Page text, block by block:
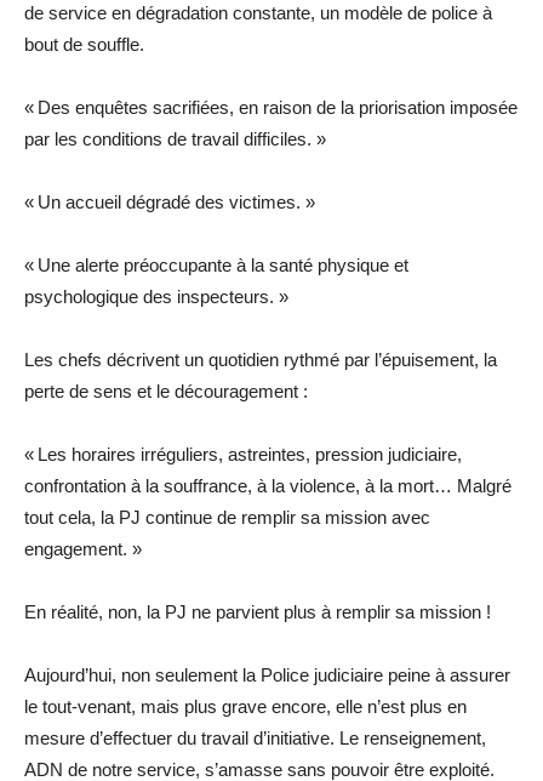
de service en dégradation constante, un modèle de police à
bout de souffle.
« Des enquêtes sacrifiées, en raison de la priorisation imposée
par les conditions de travail difficiles. »
« Un accueil dégradé des victimes. »
« Une alerte préoccupante à la santé physique et
psychologique des inspecteurs. »
Les chefs décrivent un quotidien rythmé par l’épuisement, la
perte de sens et le découragement :
« Les horaires irréguliers, astreintes, pression judiciaire,
confrontation à la souffrance, à la violence, à la mort… Malgré
tout cela, la PJ continue de remplir sa mission avec
engagement. »
En réalité, non, la PJ ne parvient plus à remplir sa mission !
Aujourd’hui, non seulement la Police judiciaire peine à assurer
le tout-venant, mais plus grave encore, elle n’est plus en
mesure d’effectuer du travail d’initiative. Le renseignement,
ADN de notre service, s’amasse sans pouvoir être exploité.